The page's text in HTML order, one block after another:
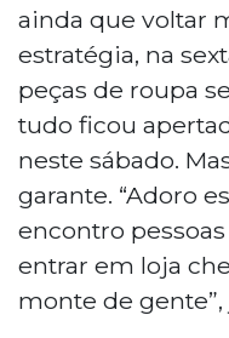
ainda que voltar
estratégia, na
peças de roupa
tudo ficou
neste sábado.
garante. “Adoro
encontro
entrar em loja
monte de